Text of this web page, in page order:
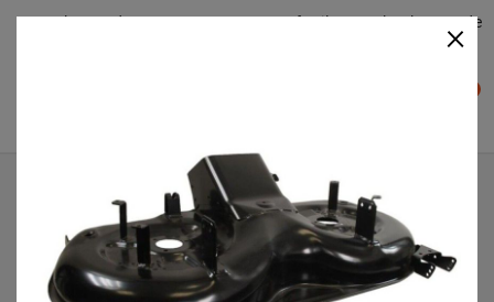
Plateaudecoupe.com : Trouver facilement le plateau de
Accueil
Plateau de coupe
Plateau de coupe 102 cm 382564131/1 - 382564131/0
pour SOLO 579 HYDRO (2013)
×